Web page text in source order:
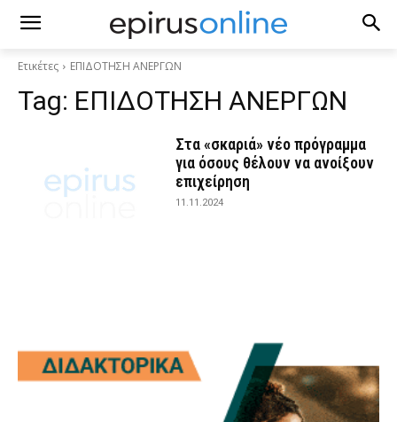
Ετικέτες ΕΠΙΔΟΤΗΣΗ ΑΝΕΡΓΩΝ
Tag: ΕΠΙΔΟΤΗΣΗ ΑΝΕΡΓΩΝ
Στα «σκαριά» νέο πρόγραμμα
για όσους θέλουν να ανοίξουν
επιχείρηση
11.11.2024